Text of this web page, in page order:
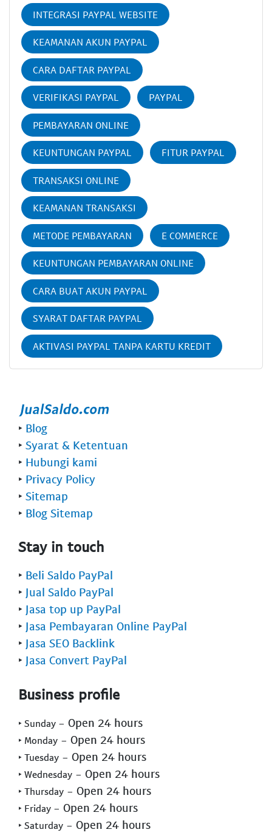
INTEGRASI PAYPAL WEBSITE
KEAMANAN AKUN PAYPAL
CARA DAFTAR PAYPAL
VERIFIKASI PAYPAL PAYPAL
PEMBAYARAN ONLINE
KEUNTUNGAN PAYPAL FITUR PAYPAL
TRANSAKSI ONLINE
KEAMANAN TRANSAKSI
METODE PEMBAYARAN E COMMERCE
KEUNTUNGAN PEMBAYARAN ONLINE
CARA BUAT AKUN PAYPAL
SYARAT DAFTAR PAYPAL
AKTIVASI PAYPAL TANPA KARTU KREDIT
‣ Blog
‣ Syarat & Ketentuan
‣ Hubungi kami
‣ Privacy Policy
‣ Sitemap
‣ Blog Sitemap
Stay in touch
‣ Beli Saldo PayPal
‣ Jual Saldo PayPal
‣ Jasa top up PayPal
‣ Jasa Pembayaran Online PayPal
‣ Jasa SEO Backlink
‣ Jasa Convert PayPal
Business profile
‣ Sunday - Open 24 hours
‣ Monday - Open 24 hours
‣ Tuesday - Open 24 hours
‣ Wednesday - Open 24 hours
‣ Thursday - Open 24 hours
‣ Friday - Open 24 hours
‣ Saturday - Open 24 hours